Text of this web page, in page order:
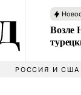
Возле
РОССИЯ И США